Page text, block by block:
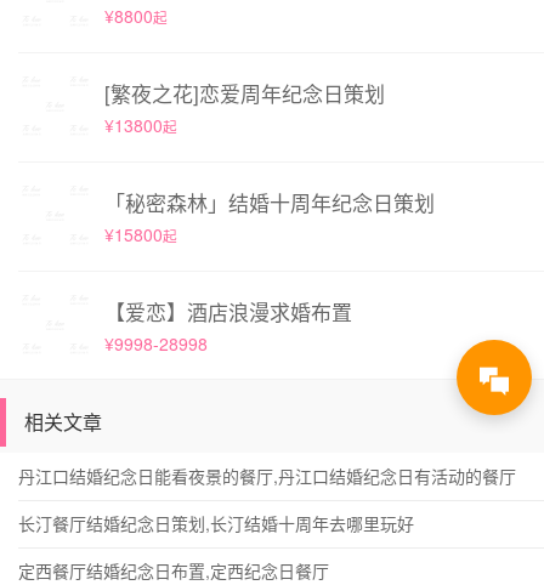
¥8800起
[繁夜之花]恋爱周年纪念日策划
¥13800起
「秘密森林」结婚十周年纪念日策划
¥15800起
【爱恋】酒店浪漫求婚布置
¥9998-28998
相关文章
丹江口结婚纪念日能看夜景的餐厅,丹江口结婚纪念日有活动的餐厅
长汀餐厅结婚纪念日策划,长汀结婚十周年去哪里玩好
定西餐厅结婚纪念日布置,定西纪念日餐厅